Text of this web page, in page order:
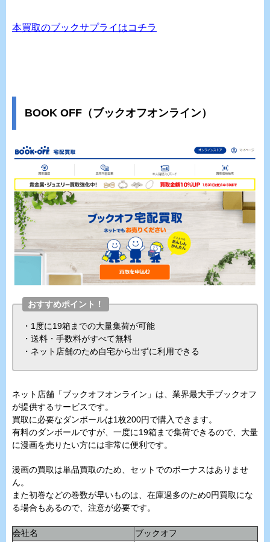
本買取のブックサプライはコチラ
BOOK OFF（ブックオフオンライン）
おすすめポイント！
・1度に19箱までの大量集荷が可能
・送料・手数料がすべて無料
・ネット店舗のため自宅から出ずに利用できる
ネット店舗「ブックオフオンライン」は、業界最大手ブックオフ
が提供するサービスです。
買取に必要なダンボールは1枚200円で購入できます。
有料のダンボールですが、一度に19箱まで集荷できるので、大量
に漫画を売りたい方には非常に便利です。
漫画の買取は単品買取のため、セットでのボーナスはありませ
ん。
また初巻などの巻数が早いものは、在庫過多のため0円買取にな
る場合もあるので、注意が必要です。
会社名
ブックオフ